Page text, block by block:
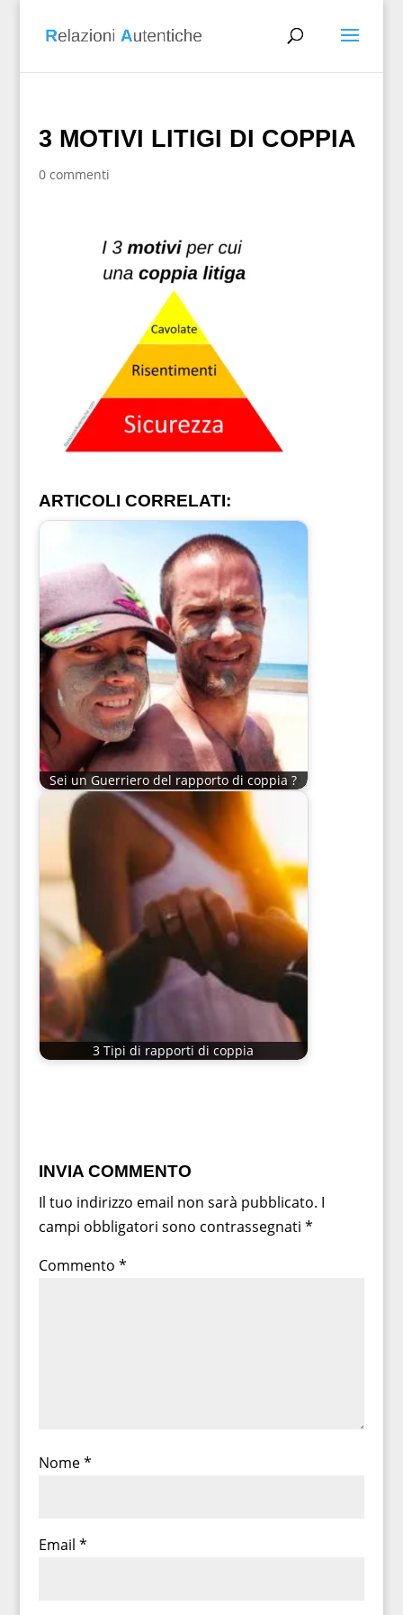
3 MOTIVI LITIGI DI COPPIA
0 commenti
ARTICOLI CORRELATI:
Sei un Guerriero del rapporto di coppia ?
3 Tipi di rapporti di coppia
INVIA COMMENTO
Il tuo indirizzo email non sarà pubblicato. I
campi obbligatori sono contrassegnati *
Commento *
Nome*
Email *